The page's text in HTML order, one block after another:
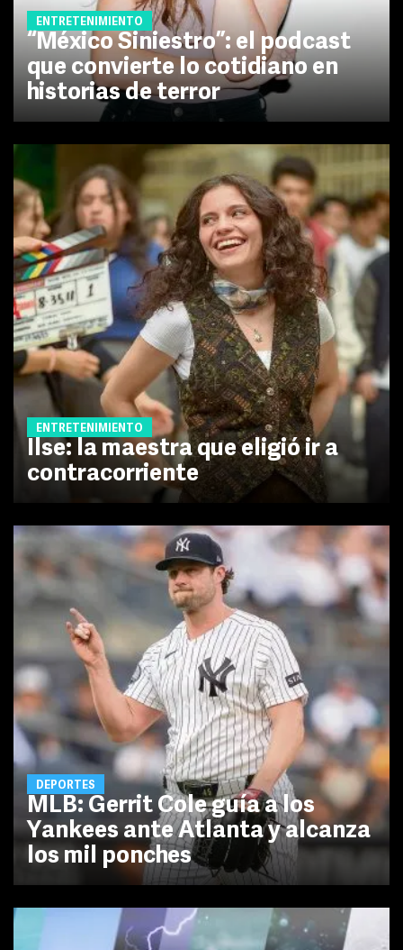
ENTRETENIMIENTO
“México Siniestro”: el podcast
que convierte lo cotidiano en
historias de terror
ENTRETENIMIENTO
Ilse: la maestra que eligió ir a
contracorriente
DEPORTES
MLB: Gerrit Cole guía a los
Yankees ante Atlanta y alcanza
los mil ponches